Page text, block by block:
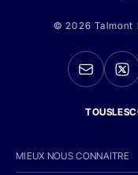
© 2026 Talmont
MIEUX NOUS CONNAITRE